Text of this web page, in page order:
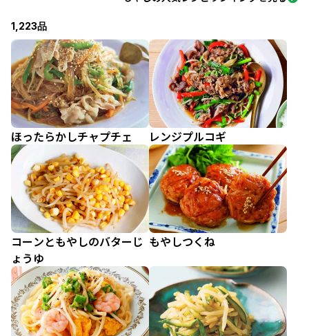
1,223品
ほったらかしチャプチェ レンジプルコギ
コーンともやしのバターじ
ょうゆ
もやしつくね